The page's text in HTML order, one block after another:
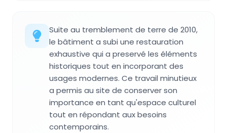
Suite au tremblement de terre de 2010,
le bâtiment a subi une restauration
exhaustive qui a preservé les éléments
historiques tout en incorporant des
usages modernes. Ce travail minutieux
a permis au site de conserver son
importance en tant qu'espace culturel
tout en répondant aux besoins
contemporains.